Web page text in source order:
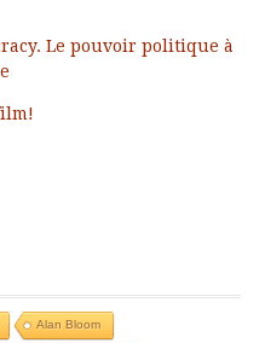
Le pouvoir politique à
Alan Bloom